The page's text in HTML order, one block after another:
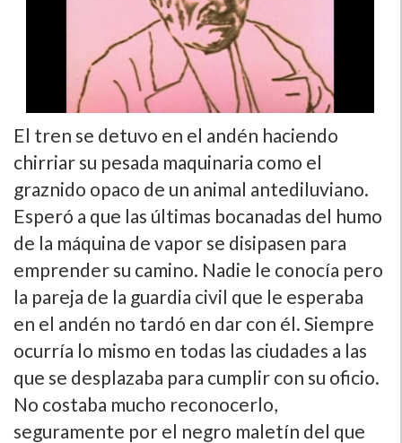
El tren se detuvo en el andén haciendo
chirriar su pesada maquinaria como el
graznido opaco de un animal antediluviano.
Esperó a que las últimas bocanadas del humo
de la máquina de vapor se disipasen para
emprender su camino. Nadie le conocí­a pero
la pareja de la guardia civil que le esperaba
en el andén no tardó en dar con él. Siempre
ocurrí­a lo mismo en todas las ciudades a las
que se desplazaba para cumplir con su oficio.
No costaba mucho reconocerlo,
seguramente por el negro maletí­n del que